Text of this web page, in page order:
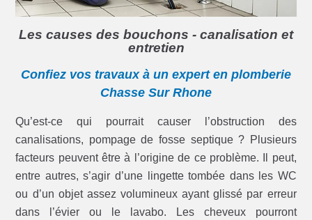
Les causes des bouchons - canalisation et
entretien
Confiez vos travaux à un expert en plomberie
Chasse Sur Rhone
Qu’est-ce qui pourrait causer l’obstruction des
canalisations, pompage de fosse septique ? Plusieurs
facteurs peuvent être à l’origine de ce problème. Il peut,
entre autres, s’agir d’une lingette tombée dans les WC
ou d’un objet assez volumineux ayant glissé par erreur
dans l’évier ou le lavabo. Les cheveux pourront